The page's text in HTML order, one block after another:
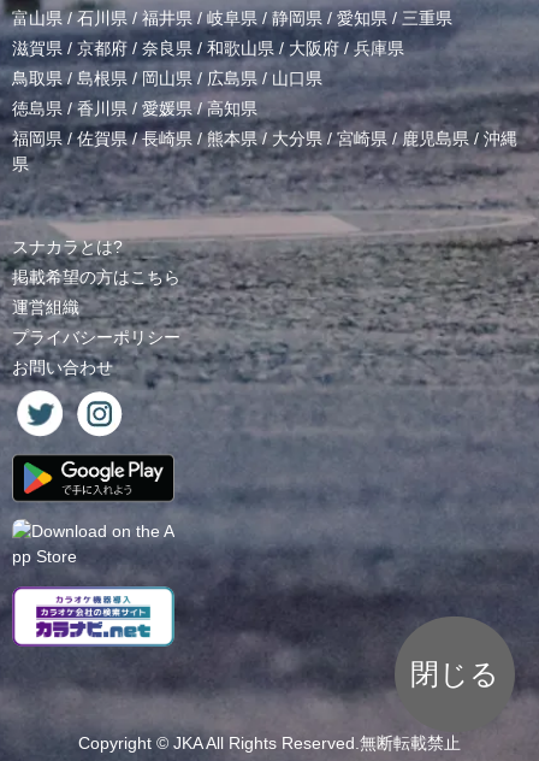
富山県 /石川県/福井県/岐阜県 / 静岡県 / 愛知県 / 三重県
滋賀県 / 京都府 / 奈良県 / 和歌山県/ 大阪府 /兵庫県
鳥取県/ 島根県 /岡山県/ 広島県 / 山口県
徳島県 /香川県 / 愛媛県/高知県
福岡県/佐賀県/長崎県 /熊本県/ 大分県/宮崎県 /鹿児島県 / 沖縄
県
スナカラとは?
掲載希望の方はこちら
運営組織
プライバシーポリシー
お問い合わせ
Copyright © JKAAll Rights Reserved.無断転載禁止
閉じる